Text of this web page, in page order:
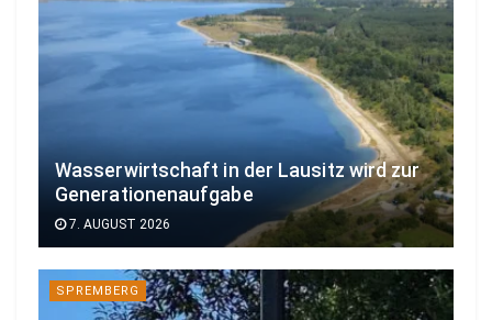
Wasserwirtschaft in der Lausitz wird zur
Generationenaufgabe
7. AUGUST 2026
SPREMBERG